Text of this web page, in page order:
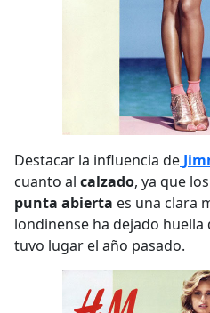
Destacar la influencia de
cuanto al calzado, ya que los
punta abierta es una clara
londinense ha dejado
tuvo lugar el año pasado.